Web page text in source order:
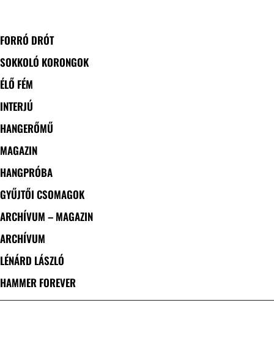
FORRÓ DRÓT
SOKKOLÓ KORONGOK
ÉLŐ FÉM
INTERJÚ
HANGERŐMŰ
MAGAZIN
HANGPRÓBA
GYŰJTŐI CSOMAGOK
ARCHÍVUM – MAGAZIN
ARCHÍVUM
LÉNÁRD LÁSZLÓ
HAMMER FOREVER